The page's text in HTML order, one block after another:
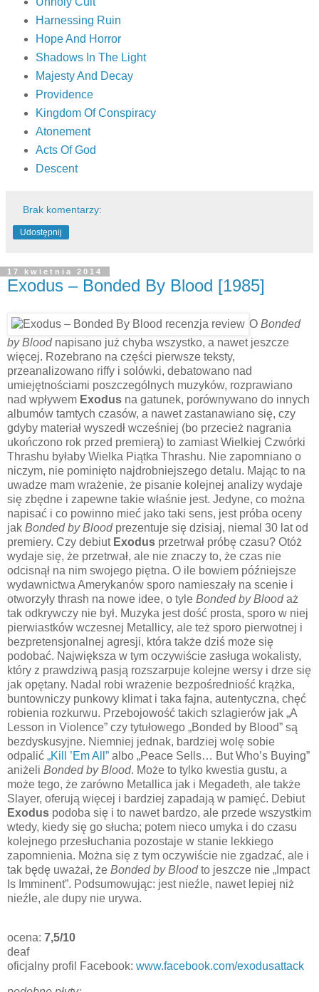
Harnessing Ruin
Hope And Horror
Shadows In The Light
Majesty And Decay
Providence
Kingdom Of Conspiracy
Atonement
Acts Of God
Descent
Brak komentarzy:
Udostępnij
17 kwietnia 2014
Exodus – Bonded By Blood [1985]
O Bonded
by Bloodnapisano już chyba wszystko, a nawet jeszcze
więcej. Rozebrano na części pierwsze teksty,
przeanalizowano riffy i solówki, debatowano nad
umiejętnościami poszczególnych muzyków, rozprawiano
nad wpływem Exodus na gatunek, porównywano do innych
albumów tamtych czasów, a nawet zastanawiano się, czy
gdyby materiał wyszedł wcześniej (bo przecież nagrania
ukończono rok przed premierą) to zamiast Wielkiej Czwórki
Thrashu byłaby Wielka Piątka Thrashu. Nie zapomniano o
niczym, nie pominięto najdrobniejszego detalu. Mając to na
uwadze mam wrażenie, że pisanie kolejnej analizy wydaje
się zbędne i zapewne takie właśnie jest. Jedyne, co można
napisać i co powinno mieć jako taki sens, jest próba oceny
jak Bonded by Bloodprezentuje się dzisiaj, niemal 30 lat od
premiery. Czy debiut Exodus przetrwał próbę czasu? Otóż
wydaje się, że przetrwał, ale nie znaczy to, że czas nie
odcisnął na nim swojego piętna. O ile bowiem późniejsze
wydawnictwa Amerykanów sporo namieszały na scenie i
otworzyły thrash na nowe idee, o tyle Bonded by Bloodaż
tak odkrywczy nie był. Muzyka jest dość prosta, sporo w niej
pierwiastków wczesnej Metallicy, ale też sporo pierwotnej i
bezpretensjonalnej agresji, która także dziś może się
podobać. Największa w tym oczywiście zasługa wokalisty,
który z prawdziwą pasją rozszarpuje kolejne wersy i drze się
jak opętany. Nadal robi wrażenie bezpośredniość krążka,
buntowniczy punkowy klimat i taka fajna, autentyczna, chęć
robienia rozkurwu. Przebojowość takich szlagierów jak „A
Lesson in Violence” czy tytułowego „Bonded by Blood” są
bezdyskusyjne. Niemniej jednak, bardziej wolę sobie
odpalić „Kill ’Em All” albo „Peace Sells… But Who’s Buying”
aniżeli Bonded by Blood. Może to tylko kwestia gustu, a
może tego, że zarówno Metallica jak i Megadeth, ale także
Slayer, oferują więcej i bardziej zapadają w pamięć. Debiut
Exodus podoba się i to nawet bardzo, ale przede wszystkim
wtedy, kiedy się go słucha; potem nieco umyka i do czasu
kolejnego przesłuchania pozostaje w stanie lekkiego
zapomnienia. Można się z tym oczywiście nie zgadzać, ale i
tak będę uważał, że Bonded by Bloodto jeszcze nie „Impact
Is Imminent”. Podsumowując: jest nieźle, nawet lepiej niż
nieźle, ale dupy nie urywa.
ocena: 7,5/10
deaf
oficjalny profil Facebook: www.facebook.com/exodusattack